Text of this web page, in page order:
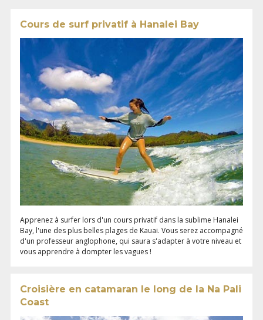
Cours de surf privatif à Hanalei Bay
Apprenez à surfer lors d'un cours privatif dans la sublime Hanalei
Bay, l'une des plus belles plages de Kauai. Vous serez accompagné
d'un professeur anglophone, qui saura s'adapter à votre niveau et
vous apprendre à dompter les vagues !
Croisière en catamaran le long de la Na Pali
Coast